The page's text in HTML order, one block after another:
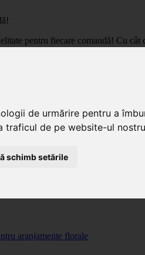
de urmărire pentru a
traficul de pe website-ul
schimb setările
pentru fiecare comandă! Cu
de calitate la pret de importator,
aranjamente florale